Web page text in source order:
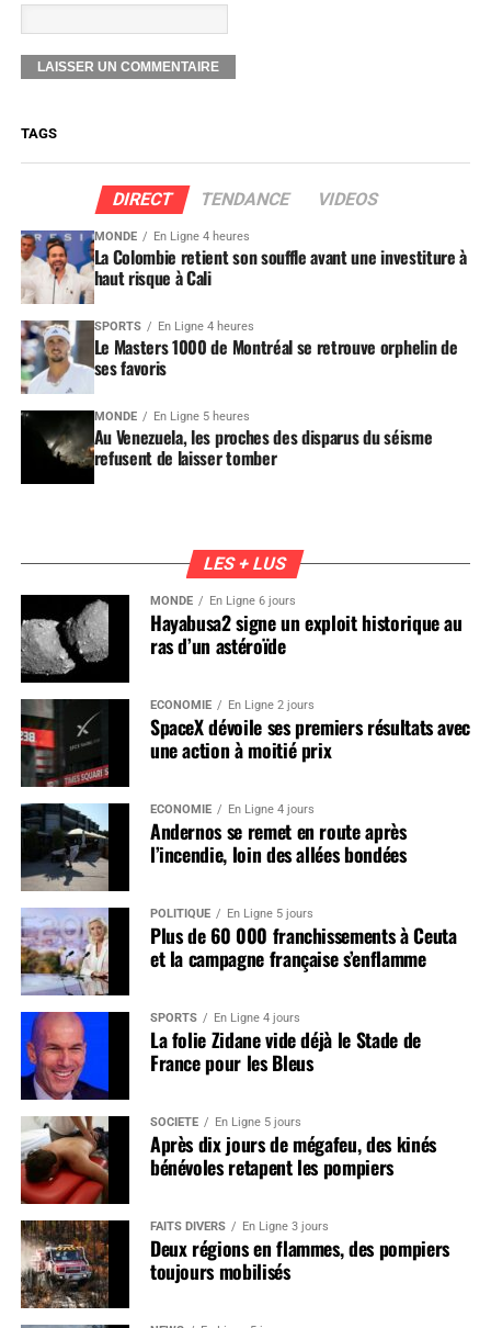
TAGS
DIRECT TENDANCE VIDEOS
MONDE En Ligne 4 heures
La Colombie retient son souffle avant une investiture à
haut risque à Cali
SPORTS En Ligne 4 heures
Le Masters 1000 de Montréal se retrouve orphelin de
ses favoris
MONDE En Ligne 5 heures
Au Venezuela, les proches des disparus du séisme
refusent de laisser tomber
LES + LUS
MONDE En Ligne 6 jours
Hayabusa2 signe un exploit historique au
ras d’un astéroïde
ÉCONOMIE En Ligne 2 jours
SpaceX dévoile ses premiers résultats avec
une action à moitié prix
ÉCONOMIE En Ligne 4 jours
Andernos se remet en route après
l’incendie, loin des allées bondées
POLITIQUE En Ligne 5 jours
Plus de 60 000 franchissements à Ceuta
et la campagne française s’enflamme
SPORTS En Ligne 4 jours
La folie Zidane vide déjà le Stade de
France pour les Bleus
SOCIÉTÉ En Ligne 5 jours
Après dix jours de mégafeu, des kinés
bénévoles retapent les pompiers
FAITS DIVERS En Ligne 3 jours
Deux régions en flammes, des pompiers
toujours mobilisés